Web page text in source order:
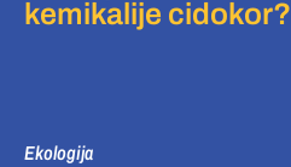
kemikalije cidokor?
Ekologija